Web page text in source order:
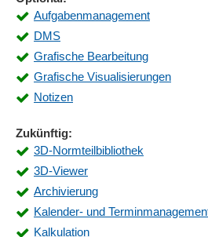
Aufgabenmanagement
DMS
Grafische Bearbeitung
Grafische Visualisierungen
Notizen
Zukünftig:
3D-Normteilbibliothek
3D-Viewer
Archivierung
Kalender- und
Kalkulation